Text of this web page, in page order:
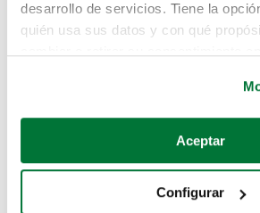
desarrollo de servicios. Tiene la
quién usa sus datos y con qué
Si lo permite, también quisiéramos:
Recopilar información sobre su
Identificar su dispositivo
Aceptar
Configurar
Pero puedes encontrar el coche
buscando en alguno de estos
Coches de segunda mano
Coches de km0